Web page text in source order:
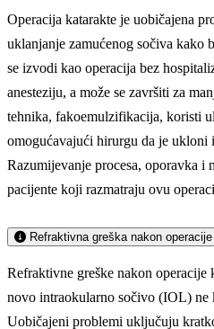
Operacija katarakte je uobičajena
uklanjanje zamućenog sočiva kako
se izvodi kao operacija bez
anesteziju, a može se završiti za
tehnika, fakoemulzifikacija, koristi
omogućavajući hirurgu da je ukloni
Razumijevanje procesa, oporavka i
pacijente koji razmatraju ovu
Refraktivna greška nakon
Refraktivne greške nakon operacije
novo intraokularno sočivo (IOL)
Uobičajeni problemi uključuju